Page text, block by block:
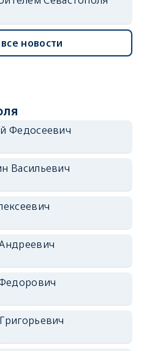
новости
Федосеевич
Васильевич